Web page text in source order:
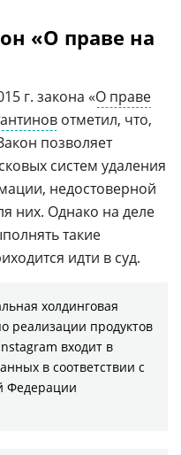
«О праве на
г. закона «О праве
отметил, что,
позволяет
систем удаления
недостоверной
них. Однако на деле
такие
идти в суд.
холдинговая
реализации продуктов
входит в
в соответствии с
Федерации